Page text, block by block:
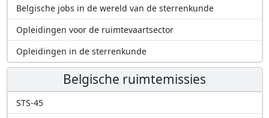
Belgische jobs in de wereld van de sterrenkunde
Opleidingen voor de ruimtevaartsector
Opleidingen in de sterrenkunde
Belgische ruimtemissies
STS-45